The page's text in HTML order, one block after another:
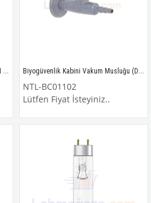
Biyogüvenlik Kabini Gaz Musluğu (DIN 12898) Biyogüvenlik Kabini Vakum Musluğu (DIN 12898)
NTL-BC01102
Lütfen Fiyat İsteyiniz..